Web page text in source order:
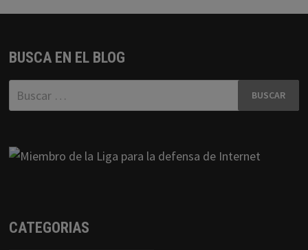
BUSCA EN EL BLOG
Buscar:
CATEGORIAS